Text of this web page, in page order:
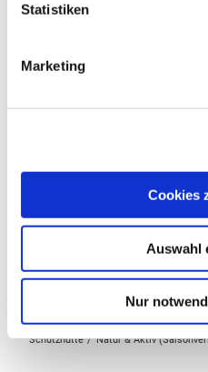
Statistiken
Marketing
Cookies
Auswahl
Nur
Das könnte Sie
Schutzhütte Natur & Aktiv